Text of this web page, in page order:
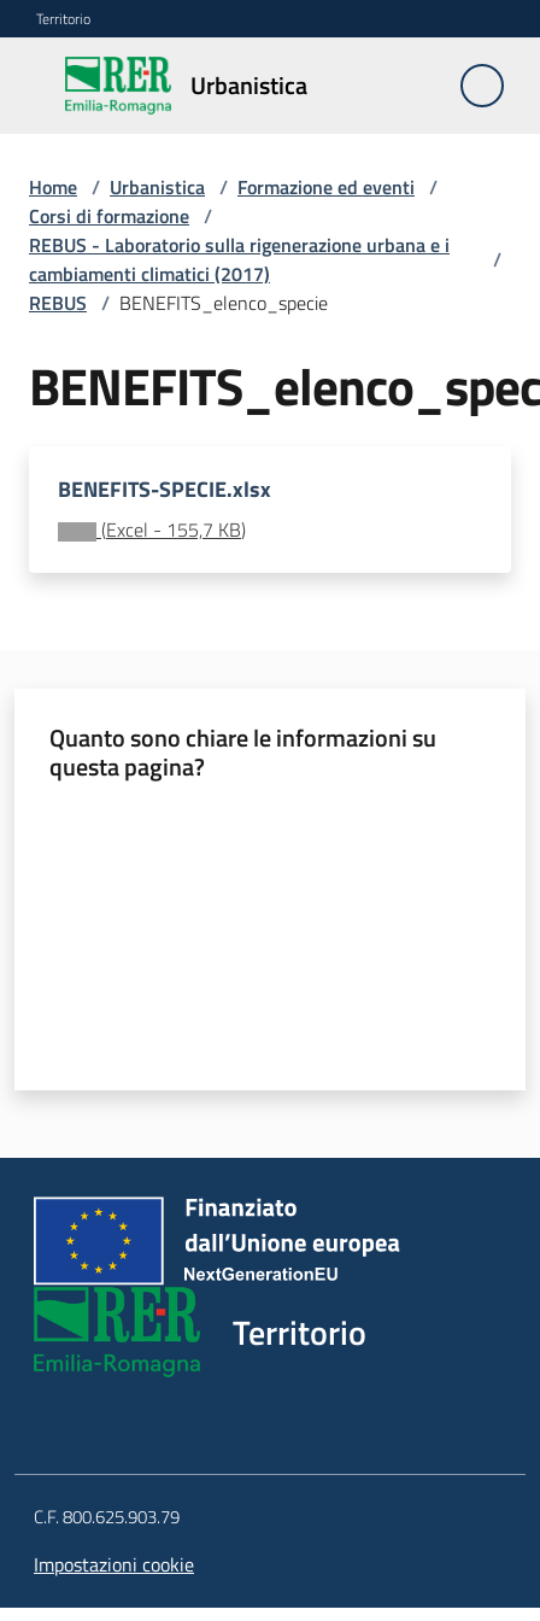
Vai al contenuto
Vai alla navigazione
Vai al footer
Territorio
Urbanistica
Urbanistica
Monitoraggio
LR
24/2017
dati
Deposito
piani
pubblicazione
atti
Servizi
Leggi Atti Bandi
Piani Programmi
Progetti
Home / Urbanistica / Formazione ed eventi /
Corsi di formazione /
REBUS - Laboratorio sulla rigenerazione urbana e i
cambiamenti climatici (2017)
/
REBUS / BENEFITS_elenco_specie
BENEFITS-SPECIE.xlsx
(Excel - 155,7 KB)
Quanto sono chiare le informazioni su
questa pagina?
Territorio
C.F. 800.625.903.79
Impostazioni cookie